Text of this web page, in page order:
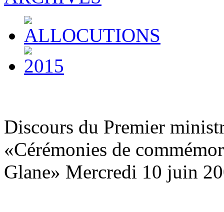
Discours du Premier
«Cérémonies de
Glane» Mercredi 10 juin